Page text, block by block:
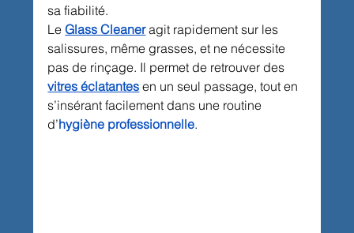
sa fiabilité.
Le Glass Cleaner agit rapidement sur les
salissures, même grasses, et ne nécessite
pas de rinçage. Il permet de retrouver des
vitres éclatantes en un seul passage, tout en
s’insérant facilement dans une routine
d’hygiène professionnelle.